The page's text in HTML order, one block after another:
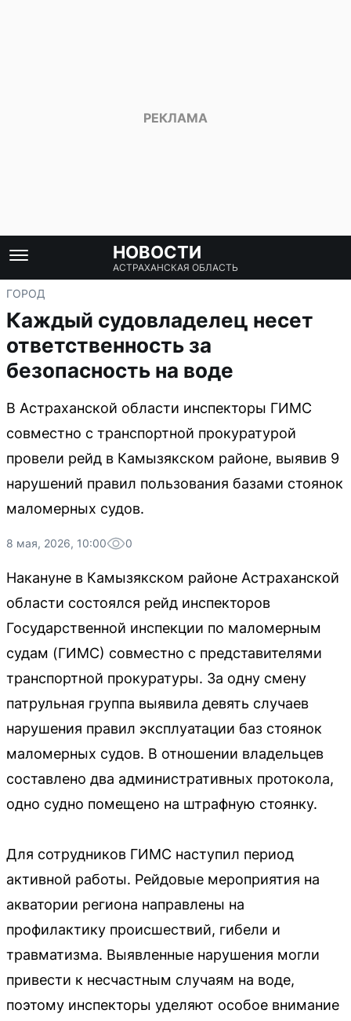
НОВОСТИ
АСТРАХАНСКАЯ ОБЛАСТЬ
ГОРОД
Каждый судовладелец несет
ответственность за
безопасность на воде
В Астраханской области инспекторы ГИМС
совместно с транспортной прокуратурой
провели рейд в Камызякском районе, выявив 9
нарушений правил пользования базами стоянок
маломерных судов.
8 мая, 2026, 10:00 0
Накануне в Камызякском районе Астраханской
области состоялся рейд инспекторов
Государственной инспекции по маломерным
судам (ГИМС) совместно с представителями
транспортной прокуратуры. За одну смену
патрульная группа выявила девять случаев
нарушения правил эксплуатации баз стоянок
маломерных судов. В отношении владельцев
составлено два административных протокола,
одно судно помещено на штрафную стоянку.
Для сотрудников ГИМС наступил период
активной работы. Рейдовые мероприятия на
акватории региона направлены на
профилактику происшествий, гибели и
травматизма. Выявленные нарушения могли
привести к несчастным случаям на воде,
поэтому инспекторы уделяют особое внимание